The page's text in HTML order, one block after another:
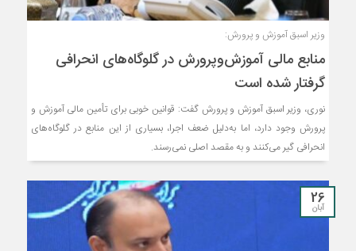
وزیر اسبق آموزش و پرورش:
منابع مالی آموزش‌وپرورش در گلوگاه‌های انحرافی
گرفتار شده‌ است
نوری، وزیر اسبق آموزش و پرورش گفت: قوانین خوبی برای تأمین مالی آموزش‌ و
پرورش وجود دارد، اما به‌دلیل ضعف اجرا، بسیاری از این منابع در گلوگاه‌های
انحرافی گیر می‌کنند و به مقصد اصلی نمی‌رسند.
26
آبان